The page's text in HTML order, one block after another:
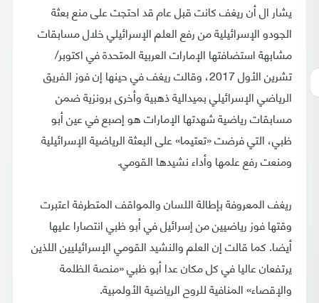
يشار ال أن ريغف كانت قبل عام قد احتجت على منع بعثة
الجودو الإسرائيلية من رفع العلم الإسرائيلي خلال مسابقات
مشابهة استضافتها الإمارات العربية المتحدة في اكتوبر/
تشرين الأول 2017، وقالت ريغف في حينها إن فوز الفريق
الرياضي الإسرائيلي بميدالية ذهبية وأخرى برونزية ضمن
مسابقات رياضية شهدتها الإمارات هو إصبع في عين أبو
ظبي، التي فرضت «تعتيما» على البعثة الرياضية الإسرائيلية
ومنعت رفع علمها وأداء نشيدها القومي.
ريغف المعروفة بإطالة اللسان والمواقف المتطرفة اعتبرت
وقتها فوز رياضيين من إسرائيل في أبو ظبي انتصارا عليها
أيضا. كما قالت إن العلم والنشيد القومي الإسرائيليين اللذين
يرتفعان عاليا في كل مكان عدا أبو ظبي «منصة الظلمة
والإقصاء» المنافية للروح الرياضية الأولمبية.